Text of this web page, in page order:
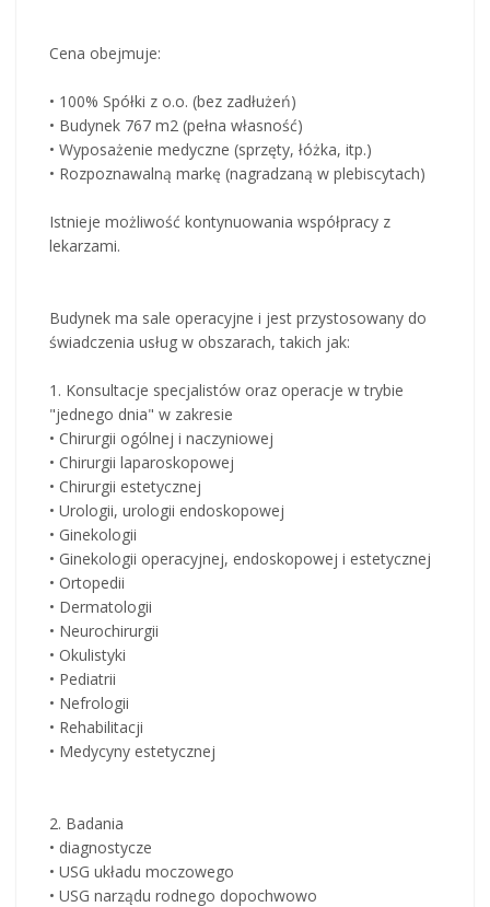
Cena obejmuje:
• 100% Spółki z o.o. (bez zadłużeń)
• Budynek 767 m2 (pełna własność)
• Wyposażenie medyczne (sprzęty, łóżka, itp.)
• Rozpoznawalną markę (nagradzaną w plebiscytach)
Istnieje możliwość kontynuowania współpracy z
lekarzami.
Budynek ma sale operacyjne i jest przystosowany do
świadczenia usług w obszarach, takich jak:
1. Konsultacje specjalistów oraz operacje w trybie
"jednego dnia" w zakresie
• Chirurgii ogólnej i naczyniowej
• Chirurgii laparoskopowej
• Chirurgii estetycznej
• Urologii, urologii endoskopowej
• Ginekologii
• Ginekologii operacyjnej, endoskopowej i estetycznej
• Ortopedii
• Dermatologii
• Neurochirurgii
• Okulistyki
• Pediatrii
• Nefrologii
• Rehabilitacji
• Medycyny estetycznej
2. Badania
• diagnostycze
• USG układu moczowego
• USG narządu rodnego dopochwowo